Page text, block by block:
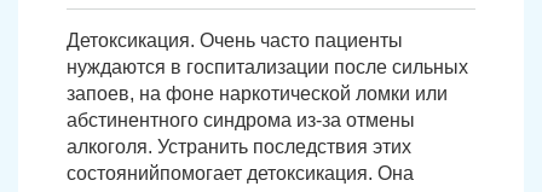
Детоксикация. Очень часто пациенты
нуждаются в госпитализации после сильных
запоев, на фоне наркотической ломки или
абстинентного синдрома из-за отмены
алкоголя. Устранить последствия этих
состоянийпомогает детоксикация. Она